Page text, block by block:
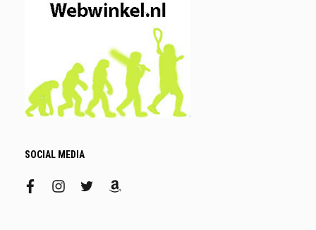
SOCIAL MEDIA
facebookinstagram
twitteramazon